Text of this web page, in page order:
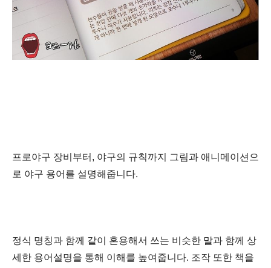
프로야구 장비부터, 야구의 규칙까지 그림과 애니메이션으
로 야구 용어를 설명해줍니다.
정식 명칭과 함께 같이 혼용해서 쓰는 비슷한 말과 함께 상
세한 용어설명을 통해 이해를 높여줍니다. 조작 또한 책을